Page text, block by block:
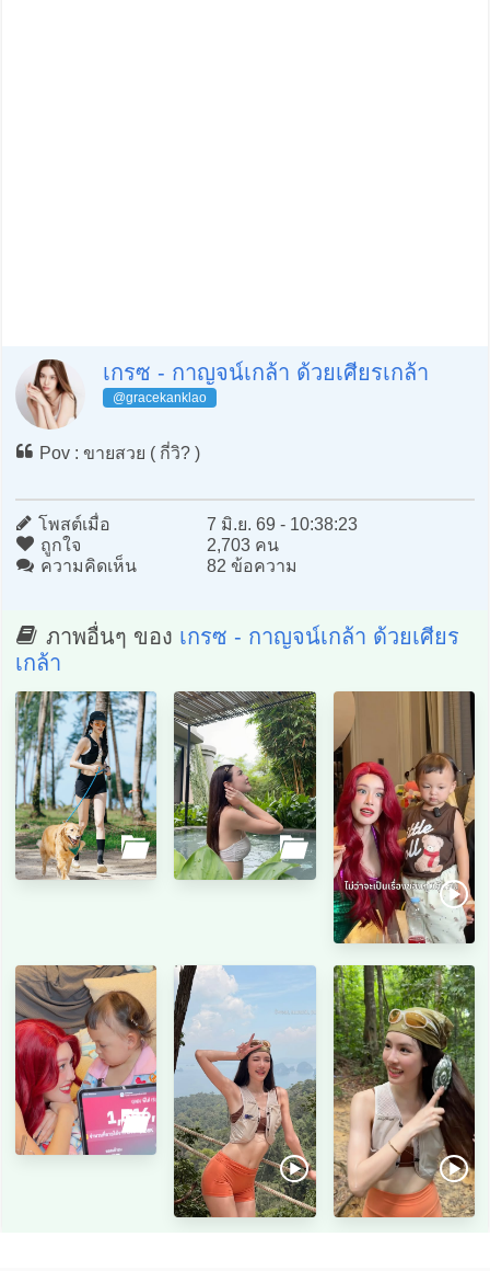
เกรซ - กาญจน์เกล้า ด้วยเศียรเกล้า
@gracekanklao
Pov : ขายสวย ( กี่วิ? )
โพสต์เมื่อ
7 มิ.ย. 69 - 10:38:23
ถูกใจ
2,703 คน
ความคิดเห็น
82 ข้อความ
ภาพอื่นๆ ของ เกรซ - กาญจน์เกล้า ด้วยเศียร
เกล้า